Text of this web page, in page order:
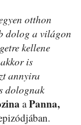
otthon
dolog a világon
kellene
is
annyira
dolognak
aPanna,